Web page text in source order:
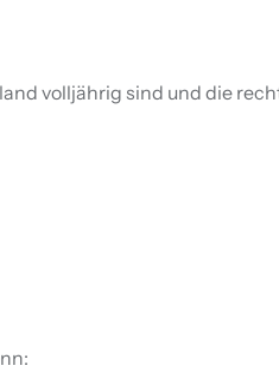
volljährig sind und die